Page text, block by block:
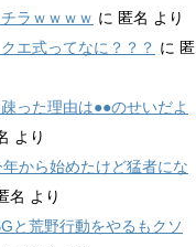
ラｗｗｗｗ に 匿名 より
エ式ってなに？？？ に 匿
った理由は●●のせいだよ
より
年から始めたけど猛者にな
名 より
と荒野行動をやるもクソ